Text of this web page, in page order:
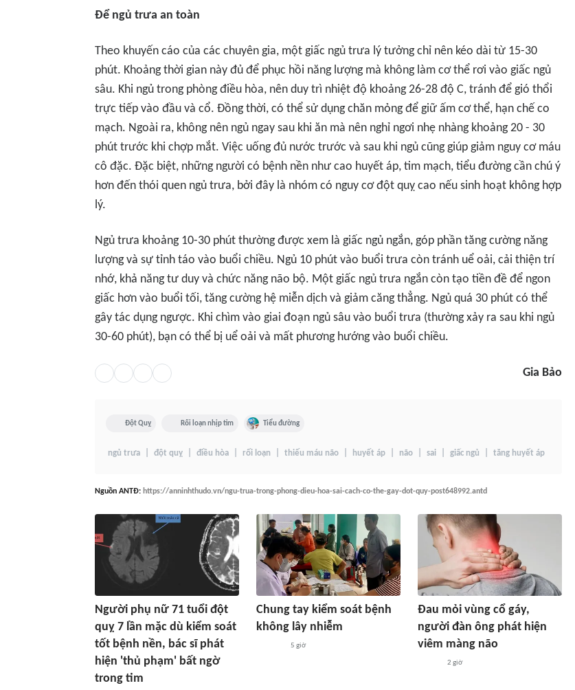
Để ngủ trưa an toàn
Theo khuyến cáo của các chuyên gia, một giấc ngủ trưa lý tưởng chỉ nên kéo dài từ 15-30
phút. Khoảng thời gian này đủ để phục hồi năng lượng mà không làm cơ thể rơi vào giấc ngủ
sâu. Khi ngủ trong phòng điều hòa, nên duy trì nhiệt độ khoảng 26-28 độ C, tránh để gió thổi
trực tiếp vào đầu và cổ. Đồng thời, có thể sử dụng chăn mỏng để giữ ấm cơ thể, hạn chế co
mạch. Ngoài ra, không nên ngủ ngay sau khi ăn mà nên nghỉ ngơi nhẹ nhàng khoảng 20 - 30
phút trước khi chợp mắt. Việc uống đủ nước trước và sau khi ngủ cũng giúp giảm nguy cơ máu
cô đặc. Đặc biệt, những người có bệnh nền như cao huyết áp, tim mạch, tiểu đường cần chú ý
hơn đến thói quen ngủ trưa, bởi đây là nhóm có nguy cơ đột quỵ cao nếu sinh hoạt không hợp
lý.
Ngủ trưa khoảng 10-30 phút thường được xem là giấc ngủ ngắn, góp phần tăng cường năng
lượng và sự tỉnh táo vào buổi chiều. Ngủ 10 phút vào buổi trưa còn tránh uể oải, cải thiện trí
nhớ, khả năng tư duy và chức năng não bộ. Một giấc ngủ trưa ngắn còn tạo tiền đề để ngon
giấc hơn vào buổi tối, tăng cường hệ miễn dịch và giảm căng thẳng. Ngủ quá 30 phút có thể
gây tác dụng ngược. Khi chìm vào giai đoạn ngủ sâu vào buổi trưa (thường xảy ra sau khi ngủ
30-60 phút), bạn có thể bị uể oải và mất phương hướng vào buổi chiều.
Gia Bảo
Đột Quỵ Rối loạn nhịp tim Tiểu đường
ngủ trưa đột quỵ điều hòa rối loạn thiếu máu não huyết áp não sai giấc ngủ tăng huyết áp
Nguồn ANTĐ: https://anninhthudo.vn/ngu-trua-trong-phong-dieu-hoa-sai-cach-co-the-gay-dot-quy-post648992.antd
Người phụ nữ 71 tuổi đột
quỵ 7 lần mặc dù kiểm soát
tốt bệnh nền, bác sĩ phát
hiện 'thủ phạm' bất ngờ
trong tim
Chung tay kiểm soát bệnh
không lây nhiễm
5 giờ
Đau mỏi vùng cổ gáy,
người đàn ông phát hiện
viêm màng não
2 giờ